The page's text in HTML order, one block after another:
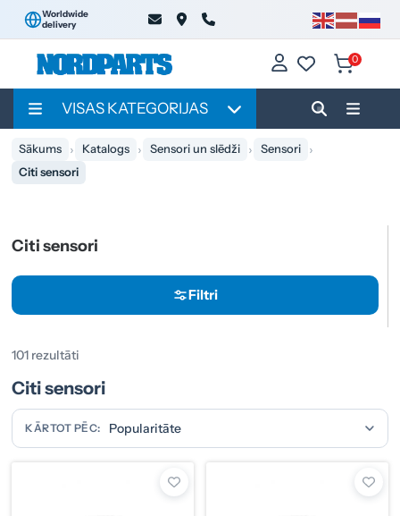
Worldwide
delivery
0
VISAS KATEGORIJAS
Sākums Katalogs Sensori un slēdži
Sensori
Citi sensori
Citi sensori
Filtri
101 rezultāti
Citi sensori
KĀRTOT PĒC: